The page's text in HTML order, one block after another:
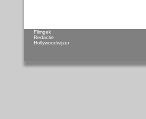
Filmgek
Redactie
Hollywoodwijzer